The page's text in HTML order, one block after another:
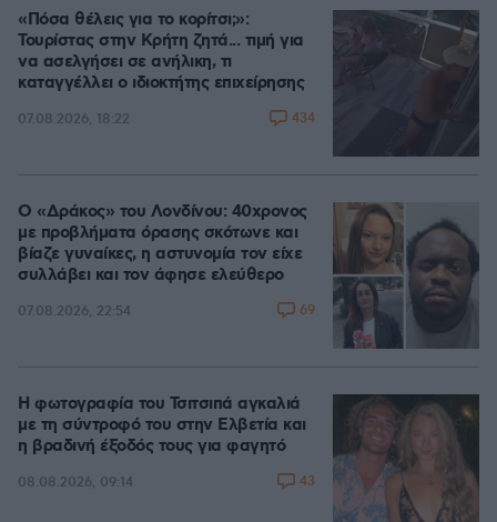
«Πόσα θέλεις για το κορίτσι;»:
Τουρίστας στην Κρήτη ζητά... τιμή για
να ασελγήσει σε ανήλικη, τι
καταγγέλλει ο ιδιοκτήτης επιχείρησης
07.08.2026, 18:22 434
Ο «Δράκος» του Λονδίνου: 40χρονος
με προβλήματα όρασης σκότωνε και
βίαζε γυναίκες, η αστυνομία τον είχε
συλλάβει και τον άφησε ελεύθερο
07.08.2026, 22:54 69
Η φωτογραφία του Τσιτσιπά αγκαλιά
με τη σύντροφό του στην Ελβετία και
η βραδινή έξοδός τους για φαγητό
08.08.2026, 09:14 43